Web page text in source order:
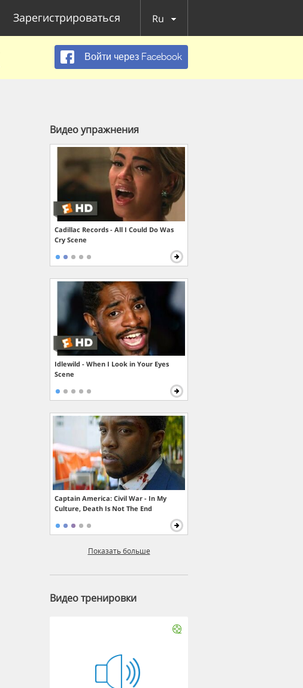
Зарегистрироваться Ru
Войти через Facebook
Видео упражнения
Cadillac Records - All I Could Do Was
Cry Scene
Idlewild - When I Look in Your Eyes
Scene
Captain America: Civil War - In My
Culture, Death Is Not The End
Показать больше
Видео тренировки